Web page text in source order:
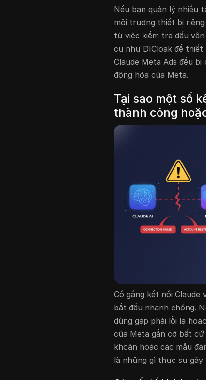
Nếu bạn quản lý nhiều
môi trường thiết bị
từ việc kiểm tra dấu
cụ như DICloak để
Claude Meta Ads đều
động hóa của Meta.
Tại sao một số
thành công
Cố gắng kết nối Claude
bắt đầu nhanh chóng.
dùng gặp phải lỗi lạ
của Meta gắn cờ bất
khoản hoặc các mẫu
là những gì thực sự